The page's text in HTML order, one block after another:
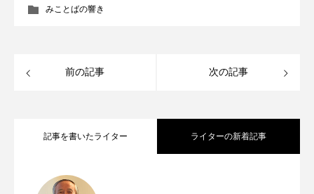
みことばの響き
前の記事 次の記事
記事を書いたライター ライターの新着記事
2026.08.06